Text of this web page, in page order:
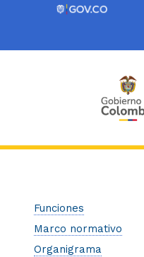
Funciones
Marco normativo
Organigrama